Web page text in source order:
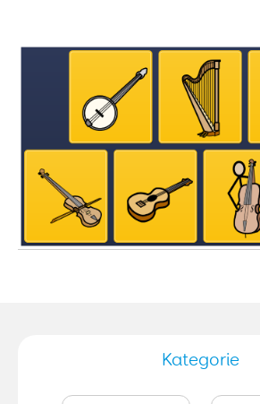
Kategorie